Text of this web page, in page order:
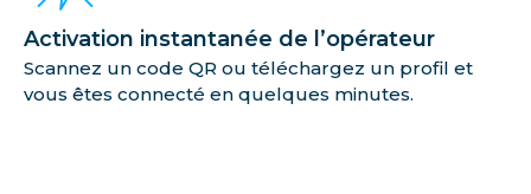
Activation instantanée de l’opérateur
Scannez un code QR ou téléchargez un profil et
vous êtes connecté en quelques minutes.